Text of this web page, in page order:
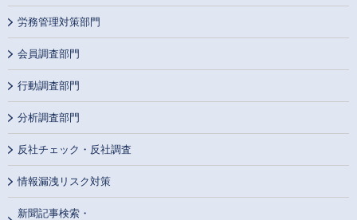
労務管理対策部門
会員調査部門
行動調査部門
分析調査部門
反社チェック・反社調査
情報漏洩リスク対策
新聞記事検索・